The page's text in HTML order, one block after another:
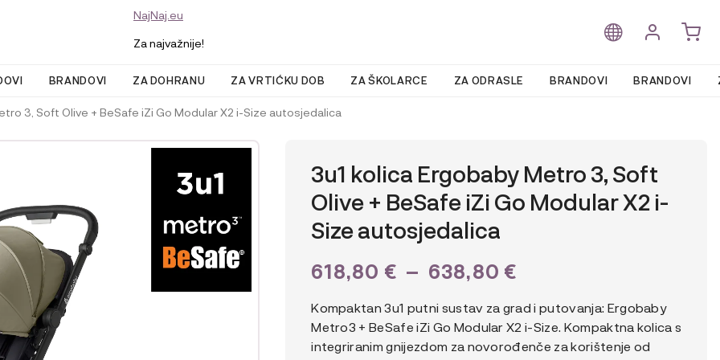
BRANDOVI ZA DOHRANU ZA VRTIĆKU DOB ZA ŠKOLARCE ZA ODRASLE BRANDOVI BRANDOVI
NajNaj.eu
Za najvažnije!
3, Soft Olive + BeSafe iZi Go Modular X2 i-Size autosjedalica
3u1 kolica Ergobaby Metro 3, Soft
Olive + BeSafe iZi Go Modular X2 i-
Size autosjedalica
618,80 € – 638,80 €
DE
PRIX :
Kompaktan 3u1 putni sustav za grad i putovanja: Ergobaby
Metro3 + BeSafe iZi Go Modular X2 i-Size. Kompaktna kolica s
integriranim gnijezdom za novorođenče za korištenje od